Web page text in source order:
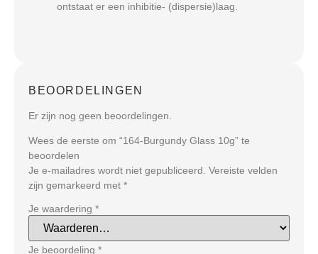
ontstaat er een inhibitie- (dispersie)laag.
BEOORDELINGEN
Er zijn nog geen beoordelingen.
Wees de eerste om “164-Burgundy Glass 10g” te
beoordelen
Je e-mailadres wordt niet gepubliceerd. Vereiste velden
zijn gemarkeerd met *
Je waardering *
Je beoordeling *